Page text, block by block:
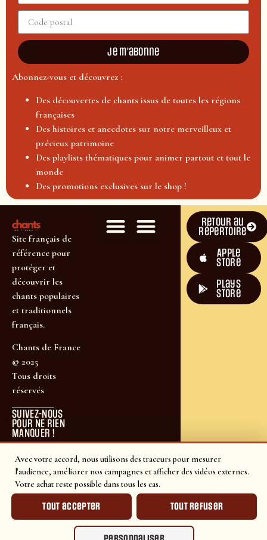
Avec votre accord, nous utilisons des traceurs pour mesurer
l'audience, améliorer nos campagnes et afficher des vidéos externes.
Votre achat reste possible dans tous les cas.
Tout accepter Tout refuser
Je m'abonne
Abonnez-vous et découvrez :
Des découvertes de chants issus de toutes les régions
françaises
Des histoires et anecdotes sur notre merveilleux et
précieux patrimoine
Des playlists thématiques pour animer partout et tout le
monde
Des promotions exclusives sur le shop !
Site français de
référence pour
protéger et
découvrir les
chants populaires
et traditionnels
français.
Chants de France
© 2025
Tous droits
réservés
SUIVEZ-NOUS
POUR NE RIEN
MANQUER !
Retour au
répertoire
Apple
Store
plays
store